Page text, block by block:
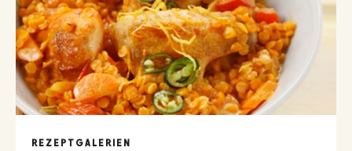
REZEPTGALERIEN